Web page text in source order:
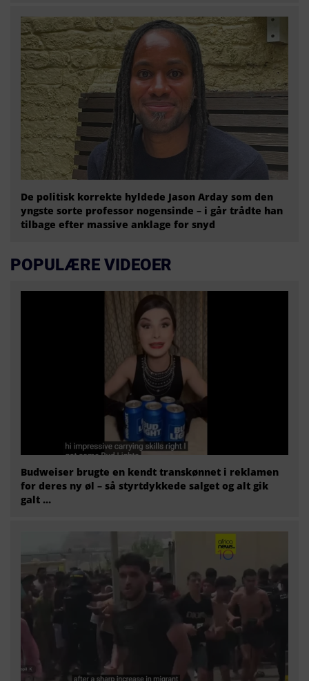
De politisk korrekte hyldede Jason Arday som den
yngste sorte professor nogensinde – i går trådte han
tilbage efter massive anklage for snyd
POPULÆRE VIDEOER
Budweiser brugte en kendt transkønnet i reklamen
for deres ny øl – så styrtdykkede salget og alt gik
galt …